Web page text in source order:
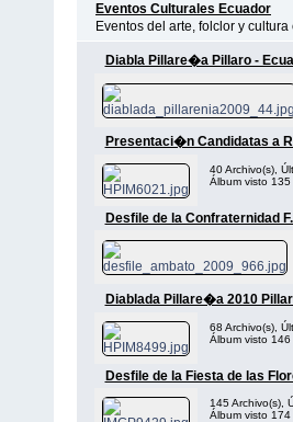
Eventos Culturales Ecuador
Eventos del arte, folclor y
Diabla Pillare�a Pillaro -
Presentaci�n Candidatas a
40 Archivo(s),
Álbum visto 135
Desfile de la Confraternidad
Diablada Pillare�a 2010
68 Archivo(s),
Álbum visto 146
Desfile de la Fiesta de las
145 Archivo(s),
Álbum visto 174